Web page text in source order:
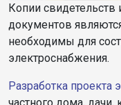
Копии
документов
необходимы для
электроснабжения.
Разработка проекта